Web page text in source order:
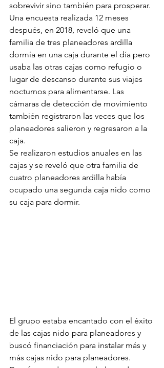
sobrevivir sino también para prosperar.
Una encuesta realizada 12 meses
después, en 2018, reveló que una
familia de tres planeadores ardilla
dormía en una caja durante el día pero
usaba las otras cajas como refugio o
lugar de descanso durante sus viajes
nocturnos para alimentarse. Las
cámaras de detección de movimiento
también registraron las veces que los
planeadores salieron y regresaron a la
caja.
Se realizaron estudios anuales en las
cajas y se reveló que otra familia de
cuatro planeadores ardilla había
ocupado una segunda caja nido como
su caja para dormir.
El grupo estaba encantado con el éxito
de las cajas nido para planeadores y
buscó financiación para instalar más y
más cajas nido para planeadores.